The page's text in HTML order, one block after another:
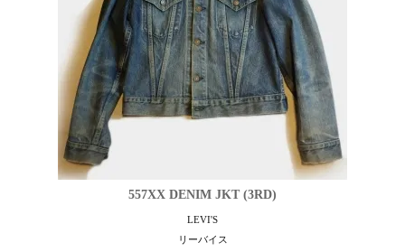
557XX DENIM JKT (3RD)
LEVI'S
リーバイス